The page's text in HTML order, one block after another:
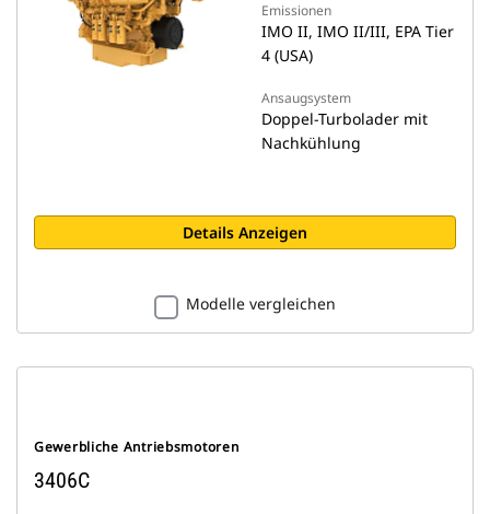
Emissionen
IMO II, IMO II/III, EPA Tier
4 (USA)
Ansaugsystem
Doppel-Turbolader mit
Nachkühlung
Details Anzeigen
Modelle vergleichen
Gewerbliche Antriebsmotoren
3406C